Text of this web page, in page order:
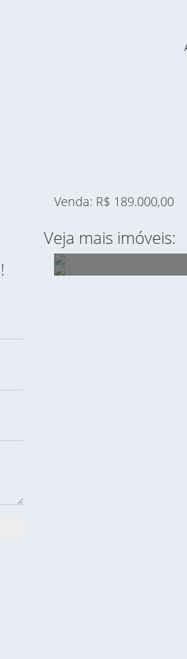
Venda: R$ 189.000,00
Veja mais imóveis: